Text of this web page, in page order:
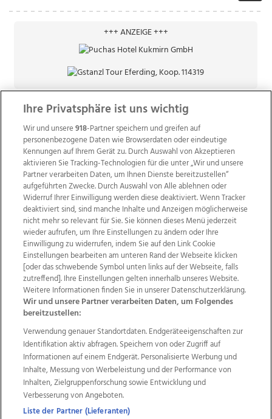
+++ ANZEIGE +++
Wir über uns Mediadaten Kontakt
Jobs
Datenschutz
Impressum
AGB Anzeigekunden
AGB Website
Ehrenkodex Politische Werbung
Weitere Angebote des Medienhauses Wimmer
TV1 di-mog-i.at OÖNow
Ischler Woche
Life Radio
OÖNachrichten
OÖN Immobilien
OÖN Karriere
OÖN Reise
Promenaden Galerien
Regionaljobs
wasistlos.at wirtrauern.at
Ihre Privatsphäre ist uns wichtig
Wir und unsere918-Partner speichern und greifen auf
personenbezogene Daten wie Browserdaten oder eindeutige
Kennungen auf Ihrem Gerät zu. Durch Auswahl von Akzeptieren
aktivieren Sie Tracking-Technologien für die unter „Wir und unsere
Partner verarbeiten Daten, um Ihnen Dienste bereitzustellen“
aufgeführten Zwecke. Durch Auswahl von Alle ablehnen oder
Widerruf Ihrer Einwilligung werden diese deaktiviert. Wenn Tracker
deaktiviert sind, sind manche Inhalte und Anzeigen möglicherweise
nicht mehr so relevant für Sie. Sie können dieses Menü jederzeit
wieder aufrufen, um Ihre Einstellungen zu ändern oder Ihre
Einwilligung zu widerrufen, indem Sie auf den Link Cookie
Einstellungen bearbeiten am unteren Rand der Webseite klicken
[oder das schwebende Symbol unten links auf der Webseite, falls
zutreffend]. Ihre Einstellungen gelten innerhalb unseres Website.
Weitere Informationen finden Sie in unserer Datenschutzerklärung.
Wir und unsere Partner verarbeiten Daten, um Folgendes
bereitzustellen:
Verwendung genauer Standortdaten. Endgeräteeigenschaften zur
Identifikation aktiv abfragen. Speichern von oder Zugriff auf
Informationen auf einem Endgerät. Personalisierte Werbung und
Inhalte, Messung von Werbeleistung und der Performance von
Inhalten, Zielgruppenforschung sowie Entwicklung und
Verbesserung von Angeboten.
Liste der Partner (Lieferanten)